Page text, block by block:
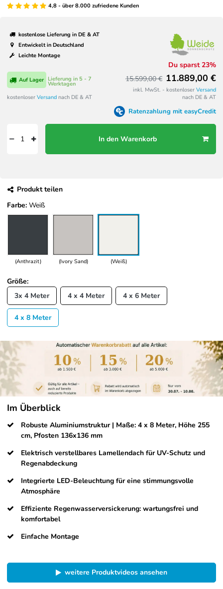
4,8 - über 8.000 zufriedene Kunden
kostenlose Lieferung in DE & AT
Entwickelt in Deutschland
Leichte Montage
Lieferung in 5 - 7
Werktagen
Auf Lager
kostenloser Versand nach DE & AT
Du sparst 23%
15.599,00 € 11.889,00 €
inkl. MwSt. - kostenloser Versand
nach DE & AT
Ratenzahlung mit easyCredit
In den Warenkorb
Produkt teilen
Farbe: Weiß
(Anthrazit) (Ivory Sand) (Weiß)
Größe:
3x 4 Meter
4 x 4 Meter 4 x 6 Meter
4 x 8 Meter
Im Überblick
Robuste Aluminiumstruktur | Maße: 4 x 8 Meter, Höhe 255
cm, Pfosten 136x136 mm
Elektrisch verstellbares Lamellendach für UV-Schutz und
Regenabdeckung
Integrierte LED-Beleuchtung für eine stimmungsvolle
Atmosphäre
Effiziente Regenwasserversickerung: wartungsfrei und
komfortabel
Einfache Montage
weitere Produktvideos ansehen